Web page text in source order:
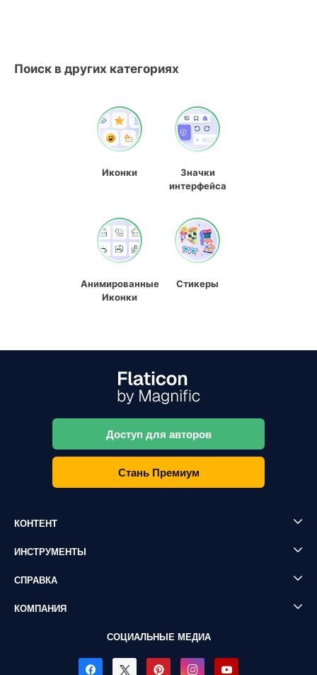
Поиск в других категориях
Иконки
Значки
интерфейса
Анимированные
Иконки
Стикеры
Доступ для авторов
Стань Премиум
КОНТЕНТ
ИНСТРУМЕНТЫ
СПРАВКА
КОМПАНИЯ
СОЦИАЛЬНЫЕ МЕДИА